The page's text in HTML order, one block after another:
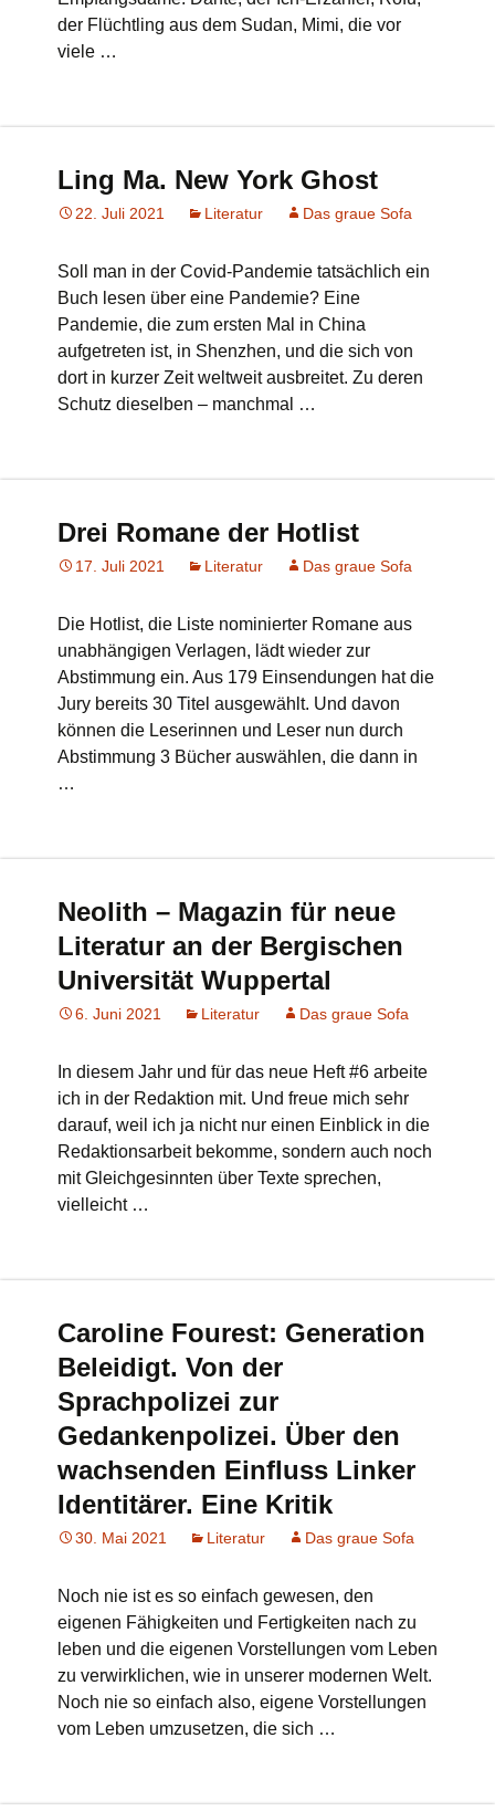
der Flüchtling aus dem Sudan, Mimi, die vor
viele …
Ling Ma. New York Ghost
22. Juli 2021 Literatur Das graue Sofa
Soll man in der Covid-Pandemie tatsächlich ein
Buch lesen über eine Pandemie? Eine
Pandemie, die zum ersten Mal in China
aufgetreten ist, in Shenzhen, und die sich von
dort in kurzer Zeit weltweit ausbreitet. Zu deren
Schutz dieselben – manchmal …
Drei Romane der Hotlist
17. Juli 2021 Literatur Das graue Sofa
Die Hotlist, die Liste nominierter Romane aus
unabhängigen Verlagen, lädt wieder zur
Abstimmung ein. Aus 179 Einsendungen hat die
Jury bereits 30 Titel ausgewählt. Und davon
können die Leserinnen und Leser nun durch
Abstimmung 3 Bücher auswählen, die dann in
…
Neolith – Magazin für neue
Literatur an der Bergischen
Universität Wuppertal
6. Juni 2021 Literatur Das graue Sofa
In diesem Jahr und für das neue Heft #6 arbeite
ich in der Redaktion mit. Und freue mich sehr
darauf, weil ich ja nicht nur einen Einblick in die
Redaktionsarbeit bekomme, sondern auch noch
mit Gleichgesinnten über Texte sprechen,
vielleicht …
Caroline Fourest: Generation
Beleidigt. Von der
Sprachpolizei zur
Gedankenpolizei. Über den
wachsenden Einfluss Linker
Identitärer. Eine Kritik
30. Mai 2021 Literatur Das graue Sofa
Noch nie ist es so einfach gewesen, den
eigenen Fähigkeiten und Fertigkeiten nach zu
leben und die eigenen Vorstellungen vom Leben
zu verwirklichen, wie in unserer modernen Welt.
Noch nie so einfach also, eigene Vorstellungen
vom Leben umzusetzen, die sich …